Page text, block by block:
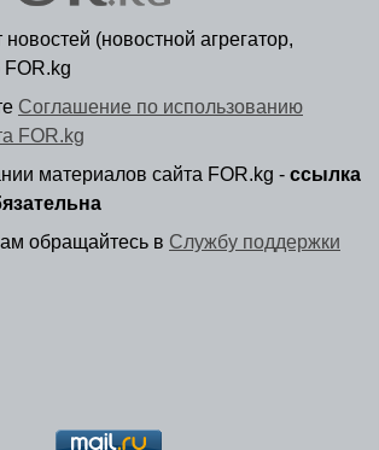
(новостной агрегатор,
Соглашение по использованию
FOR.kg
материалов сайта FOR.kg - ссылка
обращайтесь в Службу поддержки